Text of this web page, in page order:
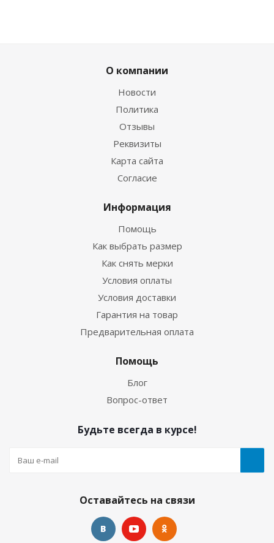
О компании
Новости
Политика
Отзывы
Реквизиты
Карта сайта
Согласие
Информация
Помощь
Как выбрать размер
Как снять мерки
Условия оплаты
Условия доставки
Гарантия на товар
Предварительная оплата
Помощь
Блог
Вопрос-ответ
Будьте всегда в курсе!
Оставайтесь на связи